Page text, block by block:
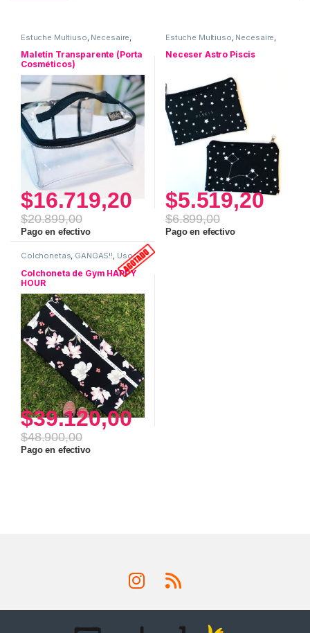
Estuche Multiuso Necesaire
Maletín Transparente (Porta
Cosméticos)
$16.719,20
$20.899,00
Pago en efectivo
Estuche Multiuso Necesaire
Uso personal
Neceser Astro Piscis
$5.519,20
$6.899,00
Pago en efectivo
Colchonetas, GANGAS!!, Uso
Colchoneta de Gym HAPPY
HOUR
$39.120,00
$48.900,00
Pago en efectivo